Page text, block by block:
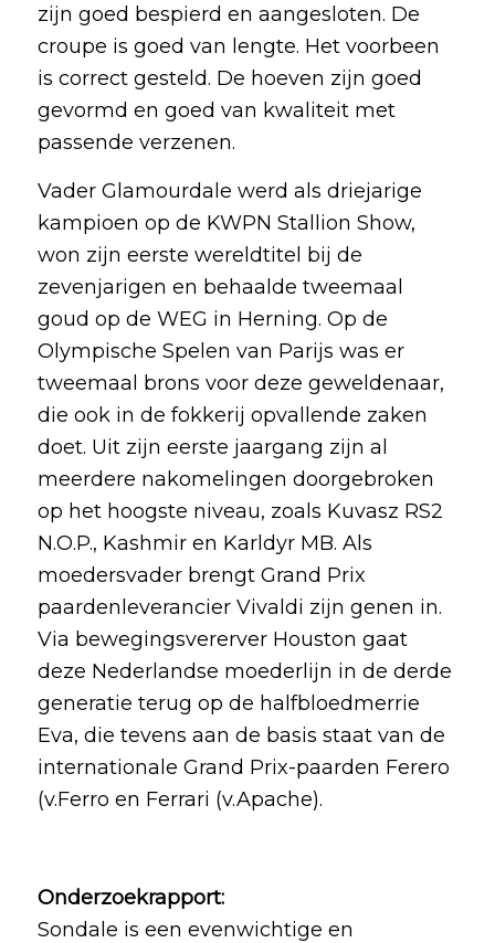
zijn goed bespierd en aangesloten. De
croupe is goed van lengte. Het voorbeen
is correct gesteld. De hoeven zijn goed
gevormd en goed van kwaliteit met
passende verzenen.
Vader Glamourdale werd als driejarige
kampioen op de KWPN Stallion Show,
won zijn eerste wereldtitel bij de
zevenjarigen en behaalde tweemaal
goud op de WEG in Herning. Op de
Olympische Spelen van Parijs was er
tweemaal brons voor deze geweldenaar,
die ook in de fokkerij opvallende zaken
doet. Uit zijn eerste jaargang zijn al
meerdere nakomelingen doorgebroken
op het hoogste niveau, zoals Kuvasz RS2
N.O.P., Kashmir en Karldyr MB. Als
moedersvader brengt Grand Prix
paardenleverancier Vivaldi zijn genen in.
Via bewegingsvererver Houston gaat
deze Nederlandse moederlijn in de derde
generatie terug op de halfbloedmerrie
Eva, die tevens aan de basis staat van de
internationale Grand Prix-paarden Ferero
(v.Ferro en Ferrari (v.Apache).
Onderzoekrapport:
Sondale is een evenwichtige en